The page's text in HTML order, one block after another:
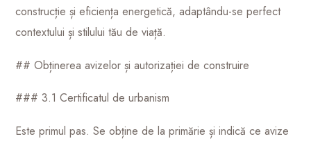
construcție și eficiența energetică, adaptându-se perfect
contextului și stilului tău de viață.
## Obținerea avizelor și autorizației de construire
### 3.1 Certificatul de urbanism
Este primul pas. Se obține de la primărie și indică ce avize